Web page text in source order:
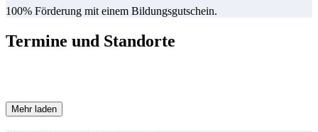
100% Förderung mit einem Bildungsgutschein.
Termine und Standorte
Mehr laden